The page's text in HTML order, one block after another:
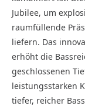
Jubilee, um
raumfüllende
liefern. Das
erhöht die
geschlossenen
leistungsstarken
tiefer, reicher